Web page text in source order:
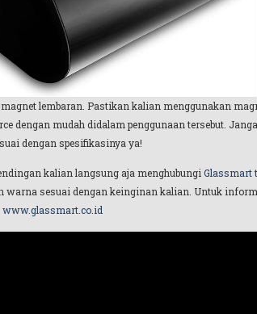
lembaran. Pastikan kalian menggunakan
dengan mudah didalam penggunaan tersebut.
dengan spesifikasinya ya!
kalian langsung aja menghubungi Glassmart
warna sesuai dengan keinginan kalian. Untuk
www.glassmart.co.id